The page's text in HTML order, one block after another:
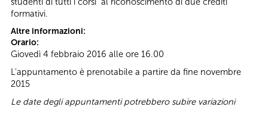
formativi.
Altre informazioni:
Orario:
Giovedì 4 febbraio 2016 alle ore 16.00
L'appuntamento è prenotabile a partire da fine novembre
2015
Le date degli appuntamenti potrebbero subire variazioni